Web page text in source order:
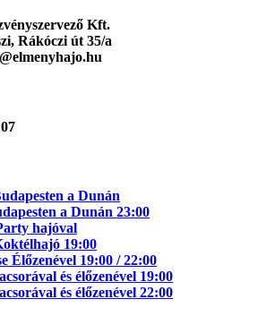
Kft.
Rákóczi út 35/a
a Dunán
a Dunán 23:00
hajóval
19:00
Élőzenével 19:00 / 22:00
és élőzenével 19:00
és élőzenével 22:00